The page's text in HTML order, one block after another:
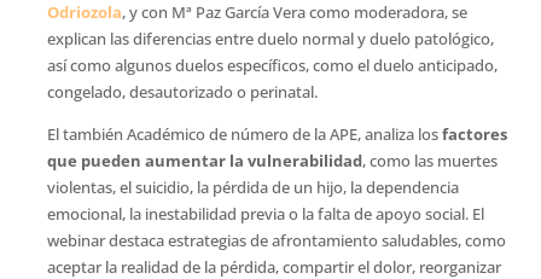
Odriozola, y con Mª Paz García Vera como moderadora, se
explican las diferencias entre duelo normal y duelo patológico,
así como algunos duelos específicos, como el duelo anticipado,
congelado, desautorizado o perinatal.
El también Académico de número de la APE, analiza losfactores
que pueden aumentar la vulnerabilidad, como las muertes
violentas, el suicidio, la pérdida de un hijo, la dependencia
emocional, la inestabilidad previa o la falta de apoyo social. El
webinar destaca estrategias de afrontamiento saludables, como
aceptar la realidad de la pérdida, compartir el dolor, reorganizar